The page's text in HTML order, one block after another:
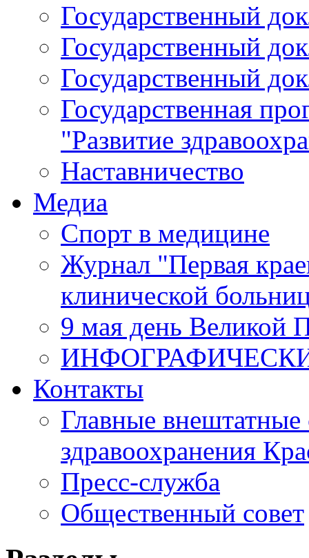
Государственный
Государственный
Государственный
Государственная
"Развитие
Наставничество
Медиа
Спорт в медицине
Журнал "Первая
клинической
9 мая день Великой
Контакты
Главные внештатные
здравоохранения
Пресс-служба
Общественный совет